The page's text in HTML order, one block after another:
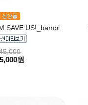
SAVE US!_bambi
원